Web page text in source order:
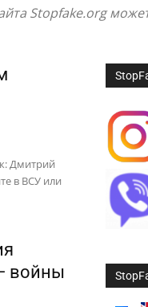
Stopfake.org
Дмитрий
в ВСУ или
войны